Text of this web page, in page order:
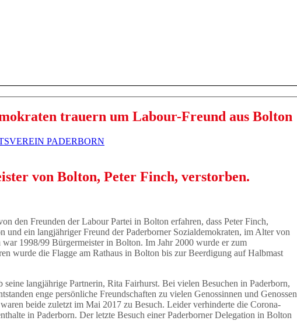
trauern um Labour-Freund aus Bolton
PADERBORN
von Bolton, Peter Finch, verstorben.
den Freunden der Labour Partei in Bolton erfahren, dass Peter Finch,
und ein langjähriger Freund der Paderborner Sozialdemokraten, im Alter von
war 1998/99 Bürgermeister in Bolton. Im Jahr 2000 wurde er zum
wurde die Flagge am Rathaus in Bolton bis zur Beerdigung auf Halbmast
seine langjährige Partnerin, Rita Fairhurst. Bei vielen Besuchen in Paderborn,
enge persönliche Freundschaften zu vielen Genossinnen und Genossen
beide zuletzt im Mai 2017 zu Besuch. Leider verhinderte die Corona-
in Paderborn. Der letzte Besuch einer Paderborner Delegation in Bolton